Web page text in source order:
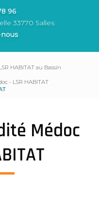
96
33770 Salles
HABITAT au Bassin
- LSR HABITAT
Médoc